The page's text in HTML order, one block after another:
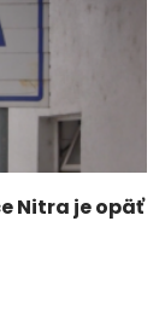
Nitra je opäť